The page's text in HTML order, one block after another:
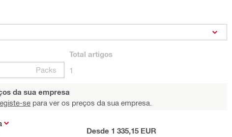
Packs
Total artigos
1
da sua empresa
se para ver os preços da sua empresa.
Desde 1 335,15 EUR